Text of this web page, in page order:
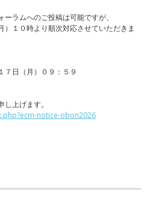
ラムへのご投稿は可能ですが、
１０時より順次対応させていただきま
７日（月）０９：５９
上げます。
notice-obon2026